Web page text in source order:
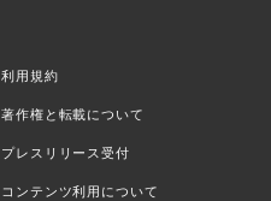
利用規約
著作権と転載について
プレスリリース受付
コンテンツ利用について